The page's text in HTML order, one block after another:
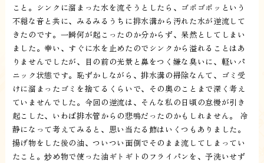
こと。シンクに溜まった水を流そうとしたら、ゴボゴボッという
不穏な音と共に、みるみるうちに排水溝から汚れた水が逆流して
きたのです。一瞬何が起こったのか分からず、呆然としてしまい
ました。幸い、すぐに水を止めたのでシンクから溢れることはあ
りませんでしたが、目の前の光景と鼻をつく嫌な臭いに、軽いパ
ニック状態です。恥ずかしながら、排水溝の掃除なんて、ゴミ受
けに溜まったゴミを捨てるくらいで、その奥のことまで深く考え
ていませんでした。今回の逆流は、そんな私の日頃の怠慢が引き
起こした、いわば排水管からの悲鳴だったのかもしれません。 冷
静になって考えてみると、思い当たる節はいくつもありました。
揚げ物をした後の油、ついつい面倒でそのまま流してしまってい
たこと。炒め物で使った油ギトギトのフライパンを、予洗いせず